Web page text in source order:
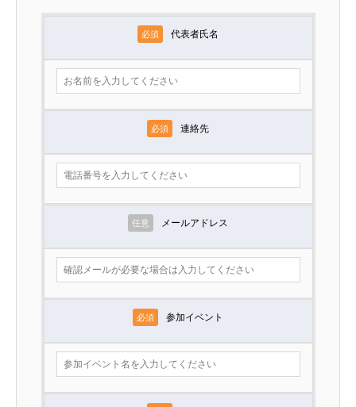
必須 代表者氏名
必須 連絡先
任意 メールアドレス
必須 参加イベント